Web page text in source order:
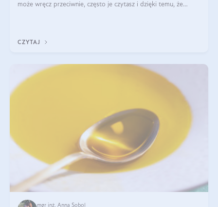
może wręcz przeciwnie, często je czytasz i dzięki temu, że
CZYTAJ
mgr inż. Anna Sobol